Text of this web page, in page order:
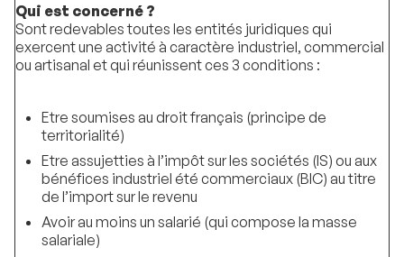
Qui est concerné ?
Sont redevables toutes les entités juridiques qui
exercent une activité à caractère industriel, commercial
ou artisanal et qui réunissent ces 3 conditions :
Etre soumises au droit français (principe de
territorialité)
Etre assujetties à l’impôt sur les sociétés (IS) ou aux
bénéfices industriel été commerciaux (BIC) au titre
de l’import sur le revenu
Avoir au moins un salarié (qui compose la masse
salariale)